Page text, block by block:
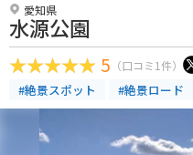
愛知県
水源公園
5 （口コミ1件）
#絶景スポット #絶景ロード